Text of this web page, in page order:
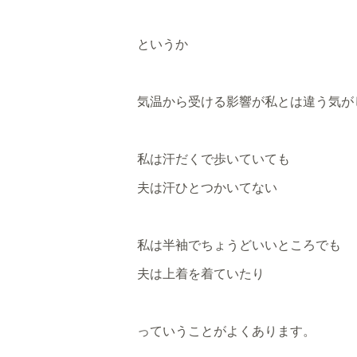
というか
気温から受ける影響が私とは違う気が
私は汗だくで歩いていても
夫は汗ひとつかいてない
私は半袖でちょうどいいところでも
夫は上着を着ていたり
っていうことがよくあります。